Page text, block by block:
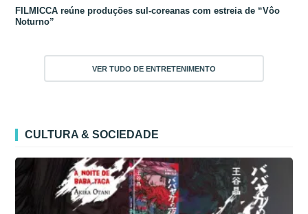
FILMICCA reúne produções sul-coreanas com estreia de “Vôo
Noturno”
VER TUDO DE ENTRETENIMENTO
CULTURA & SOCIEDADE